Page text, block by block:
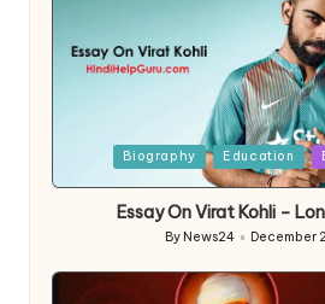
Biography Education
Essay On Virat Kohli –
Posted
by
By News24 December